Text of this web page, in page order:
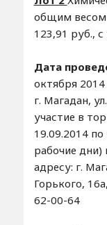
общим весом
123,91 руб.,
Дата
октября 2014
г. Магадан,
участие в
19.09.2014
рабочие дни)
адресу: г.
Горького,
62-00-64